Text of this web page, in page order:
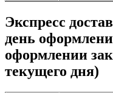
Экспресс
день
оформлении
текущего дня)